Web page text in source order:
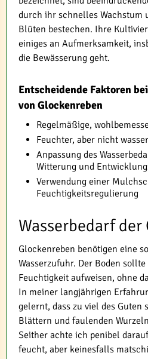
durch ihr schnelles Wachstum
Blüten bestechen. Ihre
einiges an Aufmerksamkeit,
die Bewässerung geht.
Entscheidende Faktoren
von Glockenreben
Regelmäßige,
Feuchter, aber nicht
Anpassung des
Witterung und
Verwendung einer
Feuchtigkeitsregulierung
Wasserbedarf der
Glockenreben benötigen eine
Wasserzufuhr. Der Boden
Feuchtigkeit aufweisen, ohne
In meiner langjährigen
gelernt, dass zu viel des Guten
Blättern und faulenden
Seither achte ich penibel
feucht, aber keinesfalls